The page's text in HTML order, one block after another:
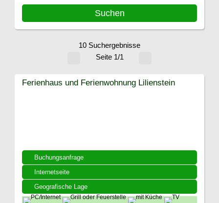
10 Suchergebnisse
Seite 1/1
Buchungsanfrage
Internetseite
Geografische Lage
Ferienhaus und Ferienwohnung Lilienstein